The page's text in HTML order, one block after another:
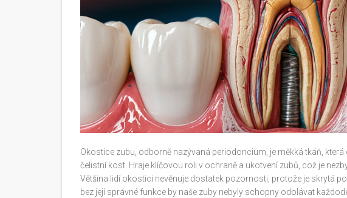
Okostice zubu, odborně nazývaná periodoncium, je měkká tkáň,
čelistní kost. Hraje klíčovou roli v ochraně a ukotvení zubů, což je
Většina lidí okostici nevěnuje dostatek pozornosti, protože je skrytá
bez její správné funkce by naše zuby nebyly schopny odolávat